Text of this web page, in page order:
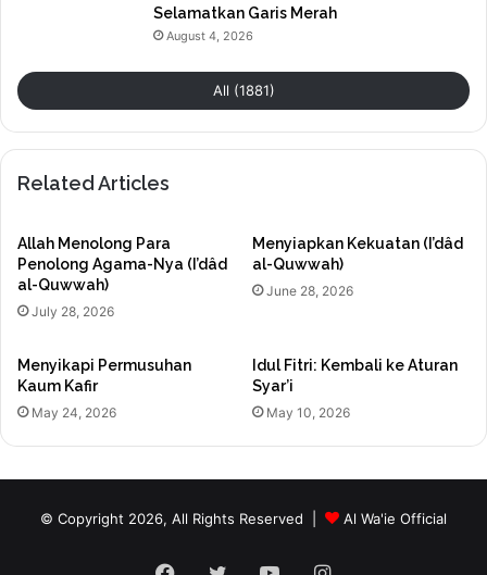
Selamatkan Garis Merah
August 4, 2026
All (1881)
Related Articles
Allah Menolong Para
Penolong Agama-Nya (I’dâd
al-Quwwah)
July 28, 2026
Menyiapkan Kekuatan (I’dâd
al-Quwwah)
June 28, 2026
Menyikapi Permusuhan
Kaum Kafir
May 24, 2026
Idul Fitri: Kembali ke Aturan
Syar’i
May 10, 2026
© Copyright 2026, All Rights Reserved | Al Wa'ie Official